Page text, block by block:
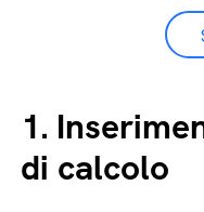
1.
di calcolo